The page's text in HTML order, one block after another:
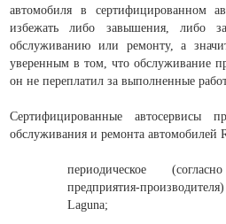
автомобиля в сертифицированном
избежать либо завышения, либо
обслуживанию или ремонту, а
уверенным в том, что обслуживание
он не переплатил за выполненные
Сертифицированные автосервисы
обслуживания и ремонта автомобилей
периодическое
предприятия-
Laguna;